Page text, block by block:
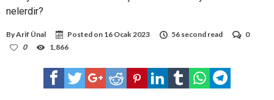
nelerdir?
ByArif Ünal Posted on 16 Ocak 2023 56 second read
0
0
1,866